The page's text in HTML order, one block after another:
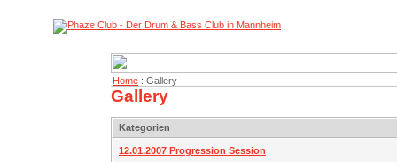
Home : Gallery
Gallery
Kategorien
12.01.2007 Progression Session